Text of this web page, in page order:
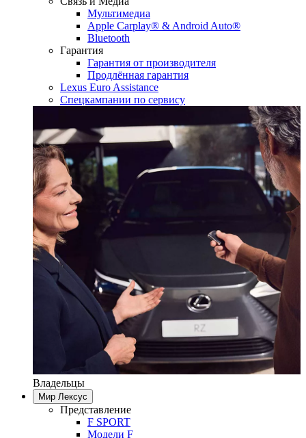
Мультимедиа
Apple Carplay® & Android Auto®
Bluetooth
Гарантия
Гарантия от производителя
Продлённая гарантия
Lexus Euro Assistance
Спецкампании по сервису
Владельцы
Мир Лексус
Представление
F SPORT
Модели F